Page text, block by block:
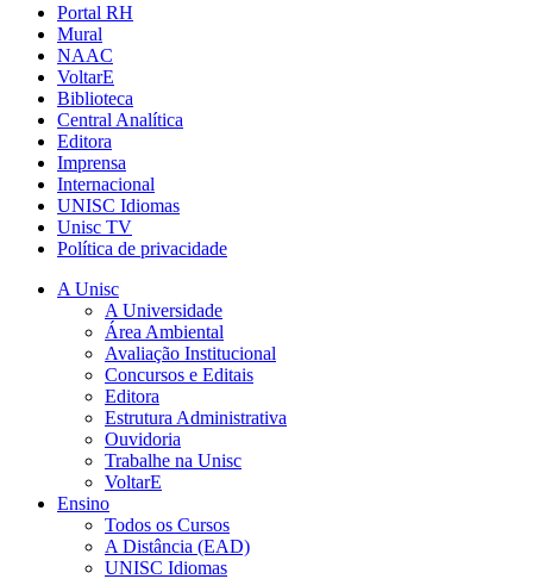
Portal RH
Mural
NAAC
VoltarE
Biblioteca
Central Analítica
Editora
Imprensa
Internacional
UNISC Idiomas
Unisc TV
Política de privacidade
A Unisc
A Universidade
Área Ambiental
Avaliação Institucional
Concursos e Editais
Editora
Estrutura Administrativa
Ouvidoria
Trabalhe na Unisc
VoltarE
Ensino
Todos os Cursos
A Distância (EAD)
UNISC Idiomas